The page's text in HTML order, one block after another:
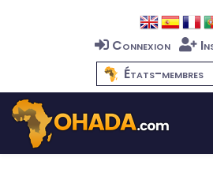
Connexion
États-membres